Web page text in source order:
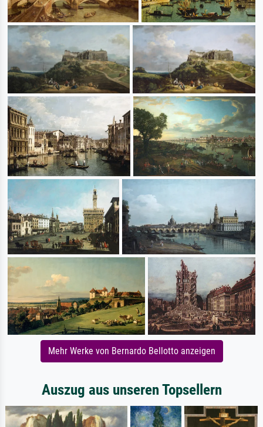
Mehr Werke von Bernardo Bellotto anzeigen
Auszug aus unseren Topsellern